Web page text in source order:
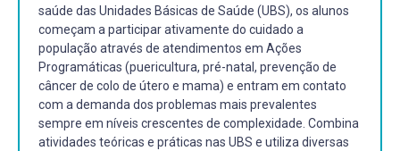
saúde das Unidades Básicas de Saúde (UBS), os alunos
começam a participar ativamente do cuidado a
população através de atendimentos em Ações
Programáticas (puericultura, pré-natal, prevenção de
câncer de colo de útero e mama) e entram em contato
com a demanda dos problemas mais prevalentes
sempre em níveis crescentes de complexidade. Combina
atividades teóricas e práticas nas UBS e utiliza diversas